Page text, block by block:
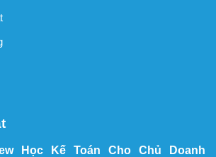
Học Kế Toán Cho Chủ Doanh